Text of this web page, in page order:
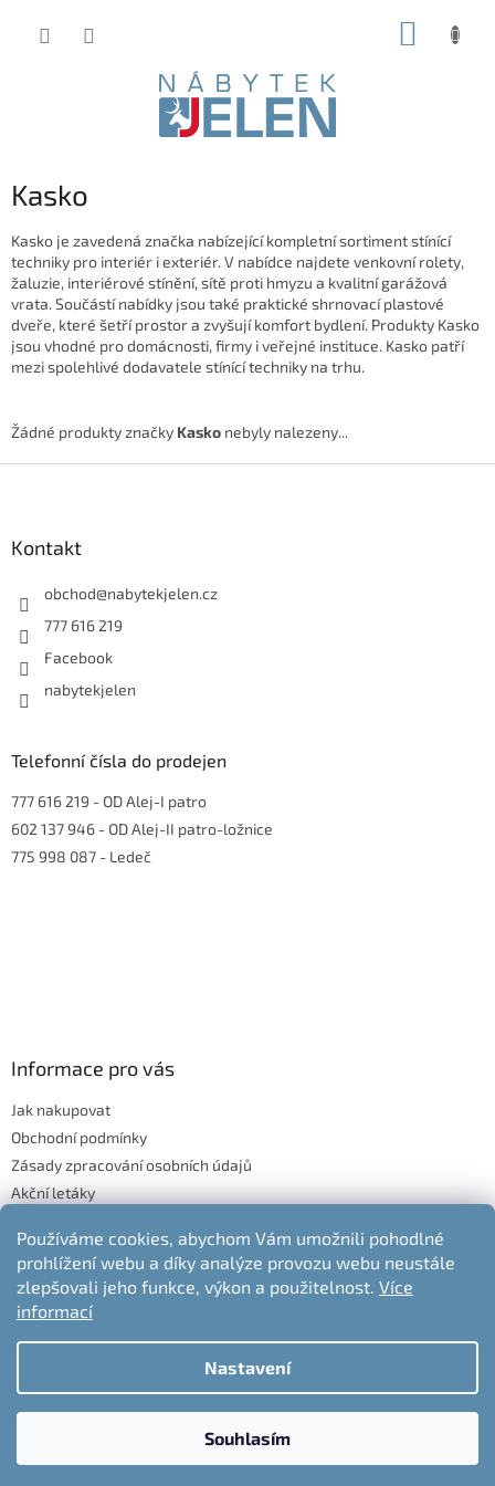
Používáme cookies, abychom Vám umožnili pohodlné
prohlížení webu a díky analýze provozu webu neustále
zlepšovali jeho funkce, výkon a použitelnost. Více
informací
Nastavení
Souhlasím
Kasko
Kasko je zavedená značka nabízející kompletní sortiment stínící
techniky pro interiér i exteriér. V nabídce najdete venkovní rolety,
žaluzie, interiérové stínění, sítě proti hmyzu a kvalitní garážová
vrata. Součástí nabídky jsou také praktické shrnovací plastové
dveře, které šetří prostor a zvyšují komfort bydlení. Produkty Kasko
jsou vhodné pro domácnosti, firmy i veřejné instituce. Kasko patří
mezi spolehlivé dodavatele stínící techniky na trhu.
Žádné produkty značky Kasko nebyly nalezeny...
Kontakt
obchod@nabytekjelen.cz
777 616 219
Facebook
nabytekjelen
Telefonní čísla do prodejen
777 616 219 - OD Alej-I patro
602 137 946 - OD Alej-II patro-ložnice
775 998 087 - Ledeč
Informace pro vás
Jak nakupovat
Obchodní podmínky
Zásady zpracování osobních údajů
Akční letáky
Moje objednávka
Odstoupení od kupní smlouvy
Vytvořil Shoptet
nabytek-jelen.cz. Všechna práva vyhrazena.